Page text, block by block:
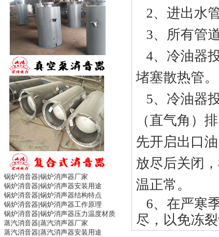
锅炉消音器|锅炉消声器厂家
锅炉消音器|锅炉消声器安装用途
锅炉消音器|锅炉消声器结构特点
锅炉消音器|锅炉消声器工作原理
锅炉消音器|锅炉消声器压力温度材质
蒸汽消音器|蒸汽消声器厂家
蒸汽消音器|蒸汽消声器安装用途
2、进出水
3、所有管
4、冷油器
堵塞散热管。
5、冷油器
（直气角）
先开启出口
放尽后关闭
温正常。
6、在严寒
尽，以免冻裂